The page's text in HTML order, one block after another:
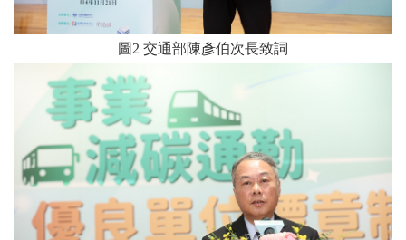
圖2 交通部陳彥伯次長致詞